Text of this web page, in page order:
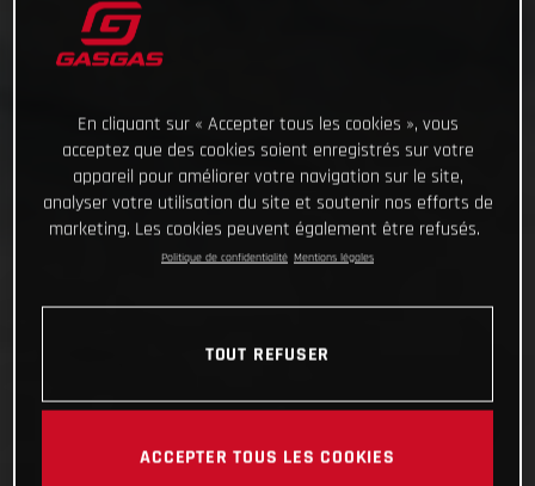
En cliquant sur « Accepter tous les cookies », vous
acceptez que des cookies soient enregistrés sur votre
appareil pour améliorer votre navigation sur le site,
analyser votre utilisation du site et soutenir nos efforts de
marketing. Les cookies peuvent également être refusés.
Politique de confidentialité Mentions légales
TOUT REFUSER
ACCEPTER TOUS LES COOKIES